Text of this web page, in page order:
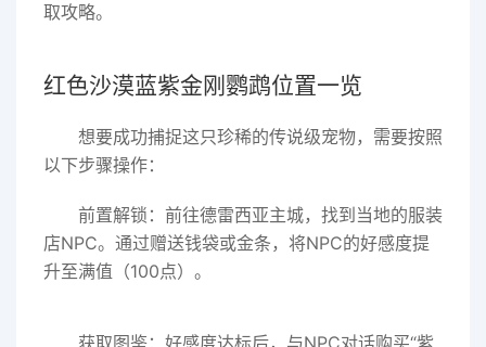
取攻略。
红色沙漠蓝紫金刚鹦鹉位置一览
想要成功捕捉这只珍稀的传说级宠物，需要按照
以下步骤操作：
前置解锁：前往德雷西亚主城，找到当地的服装
店NPC。通过赠送钱袋或金条，将NPC的好感度提
升至满值（100点）。
获取图鉴：好感度达标后，与NPC对话购买“紫